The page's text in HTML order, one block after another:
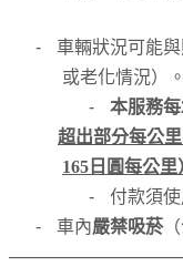
-
車輛狀況可能
或老化情況）。
-
本服務
超出部分每公
165日圓每公里
-
付款須使
-
車內嚴禁吸菸